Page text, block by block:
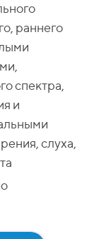
раннего
спектра,
и
слуха,